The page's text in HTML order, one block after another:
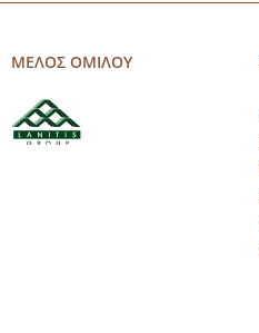
ΜΕΛΟΣ ΟΜΙΛΟΥ